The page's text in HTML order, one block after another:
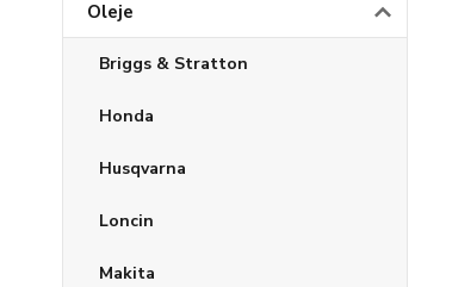
Oleje
Briggs & Stratton
Honda
Husqvarna
Loncin
Makita